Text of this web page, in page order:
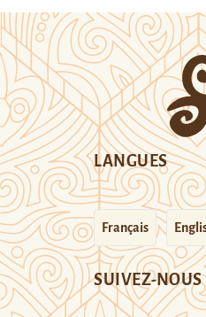
LANGUES
Français
SUIVEZ-NOUS